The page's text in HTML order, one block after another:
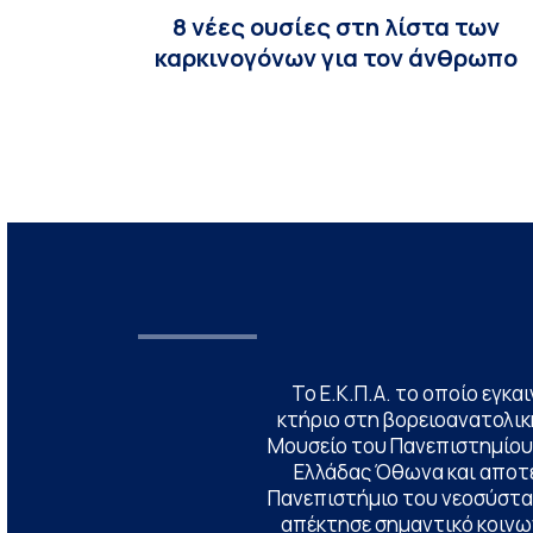
8 νέες ουσίες στη λίστα των
καρκινογόνων για τον άνθρωπο
Το Ε.Κ.Π.Α. το οποίο
κτήριο στη
Μουσείο του
Ελλάδας Όθωνα και
Πανεπιστήμιο του
απέκτησε σημαντικό